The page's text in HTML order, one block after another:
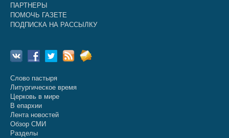
ПАРТНЕРЫ
ПОМОЧЬ ГАЗЕТЕ
ПОДПИСКА НА РАССЫЛКУ
Слово пастыря
Литургическое время
Церковь в мире
В епархии
Лента новостей
Обзор СМИ
Разделы